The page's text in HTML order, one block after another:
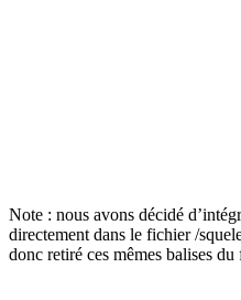
Note : nous avons décidé
directement dans le fichier /
donc retiré ces mêmes balises